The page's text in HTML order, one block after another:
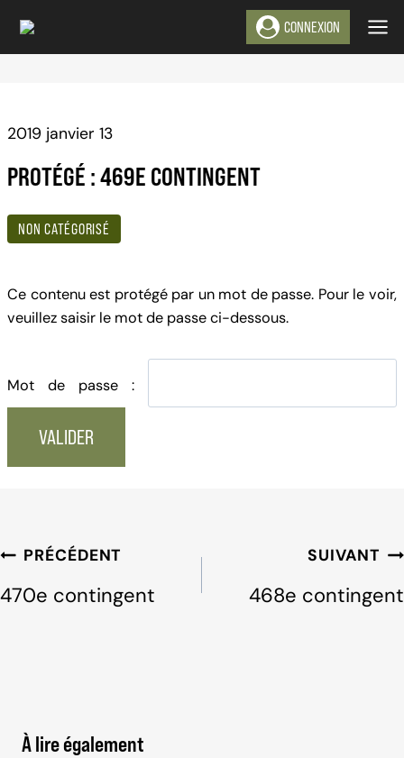
Aller
CONNEXION
NON CATÉGORISÉ
PROTÉGÉ : 469E CONTINGENT
2019 janvier 13
Ce contenu est protégé par un mot de passe. Pour le voir,
veuillez saisir le mot de passe ci-dessous.
Mot de passe :
Navigation
l'article
PRÉCÉDENT
470e contingent
SUIVANT
468e contingent
À lire également